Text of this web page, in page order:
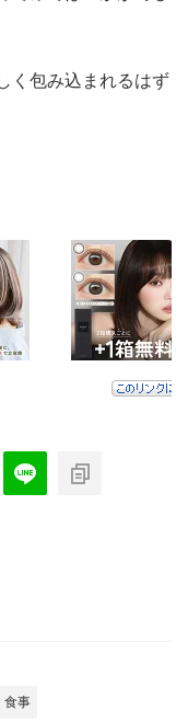
く包み込まれるはず
食事